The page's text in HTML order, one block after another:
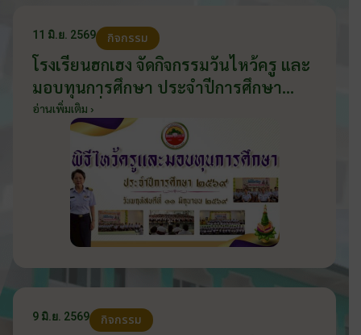
11 มิ.ย. 2569 กิจกรรม
โรงเรียนฮกเฮง จัดกิจกรรมวันไหว้ครู และ
มอบทุนการศึกษา ประจำปีการศึกษา
2569 วันที่ 11 มิถุนายน 2569
อ่านเพิ่มเติม ›
9 มิ.ย. 2569 กิจกรรม